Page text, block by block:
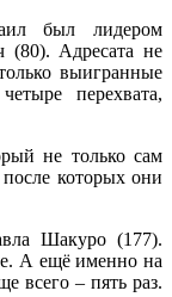
был лидером
(80). Адресата не
выигранные
перехвата,
не только сам
которых они
Шакуро (177).
А ещё именно на
всего – пять раз.